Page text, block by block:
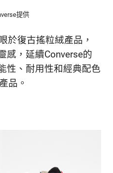
提供
於復古搖粒絨產品，
感，延續Converse的
性、耐用性和經典配色
品。